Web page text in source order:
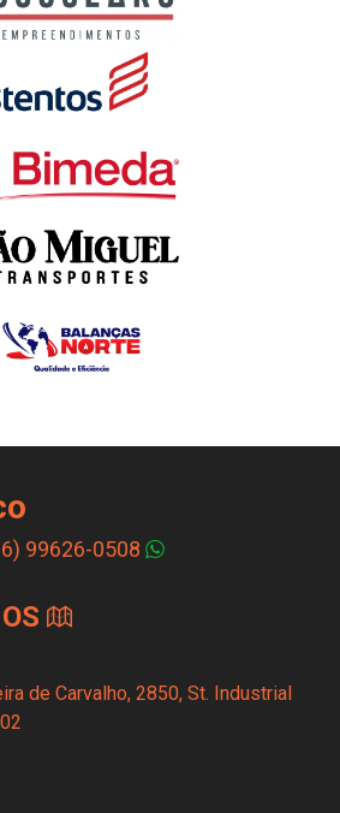
99626-0508
de Carvalho, 2850, St. Industrial